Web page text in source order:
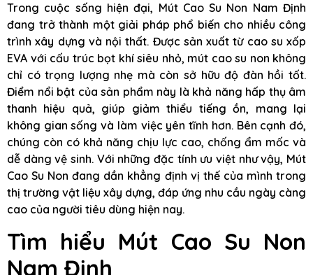
Trong cuộc sống hiện đại, Mút Cao Su Non Nam Định
đang trở thành một giải pháp phổ biến cho nhiều công
trình xây dựng và nội thất. Được sản xuất từ cao su xốp
EVA với cấu trúc bọt khí siêu nhỏ, mút cao su non không
chỉ có trọng lượng nhẹ mà còn sở hữu độ đàn hồi tốt.
Điểm nổi bật của sản phẩm này là khả năng hấp thụ âm
thanh hiệu quả, giúp giảm thiểu tiếng ồn, mang lại
không gian sống và làm việc yên tĩnh hơn. Bên cạnh đó,
chúng còn có khả năng chịu lực cao, chống ẩm mốc và
dễ dàng vệ sinh. Với những đặc tính ưu việt như vậy, Mút
Cao Su Non đang dần khẳng định vị thế của mình trong
thị trường vật liệu xây dựng, đáp ứng nhu cầu ngày càng
cao của người tiêu dùng hiện nay.
Tìm hiểu Mút Cao Su Non
Nam Định